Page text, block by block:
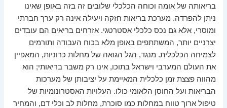
בריאותה של אומה וכוחה הכלכלי שלובים זה בזה באופן שאינו
ניתן להפרדה. מערכת בריאות חזקה ויעילה אינה רק ערך חברתי
ומוסרי, אלא גם נכס כלכלי אסטרטגי. אזרחים בריאים הם עובדים
יצרניים יותר, המשתתפים באופן מלא בכוח העבודה ותורמים
לצמיחה הכלכלית. מנגד, הגל הגואה של מחלות כרוניות, המאפיין
את העולם המערבי וישראל בתוכו, אינו רק משבר בריאותי; הוא
מהווה פצצת זמן כלכלית המאיימת על יציבותן של מערכות
הבריאות ועל החוסן הלאומי כולו. העלויות האסטרונומיות של
טיפול ארוך טווח במחלות כמו סוכרת, מחלות לב וכלי דם, והמחיר